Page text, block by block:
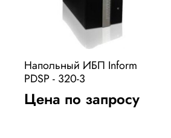
Напольный ИБП Inform
PDSP - 320-3
Цена по запросу